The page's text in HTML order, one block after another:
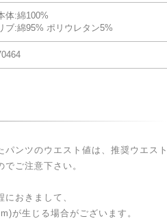
体:綿100%
ブ:綿95% ポリウレタン5%
ンツのウエスト値は、推奨ウエスト
ご注意下さい。
おきまして、
が生じる場合がございます。